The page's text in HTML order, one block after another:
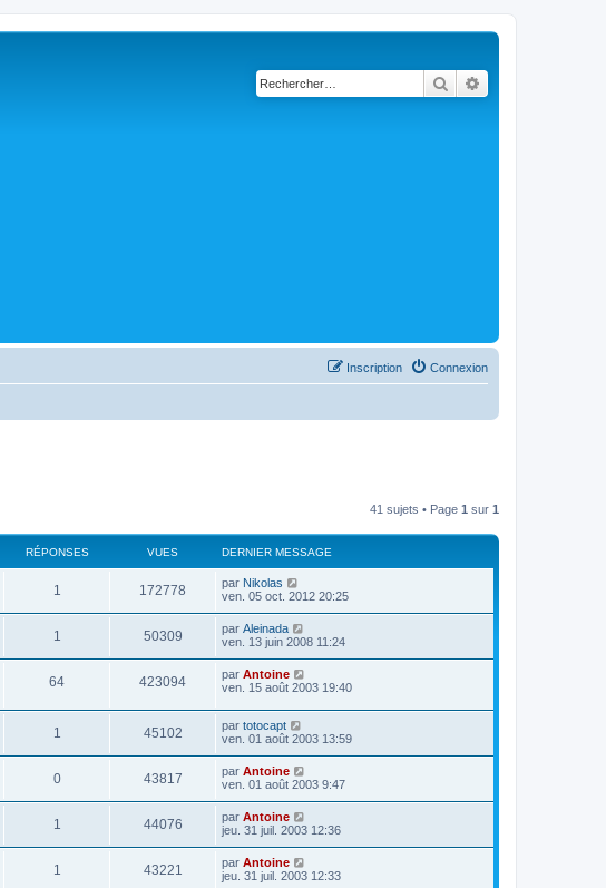
Rechercher
Connexion
Inscription
41 sujets • Page 1 sur 1
RÉPONSES VUES DERNIER MESSAGE
1 172778 par Nikolas
ven. 05 oct. 2012 20:25
1 50309 par Aleinada
ven. 13 juin 2008 11:24
64 423094 par Antoine
ven. 15 août 2003 19:40
1 45102 par totocapt
ven. 01 août 2003 13:59
0 43817 par Antoine
ven. 01 août 2003 9:47
1 44076 par Antoine
jeu. 31 juil. 2003 12:36
1 43221 par Antoine
jeu. 31 juil. 2003 12:33